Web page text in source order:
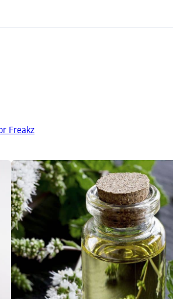
Freakz